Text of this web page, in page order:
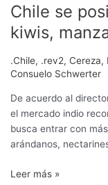
Chile se
kiwis,
.Chile, .rev2, Cereza,
Consuelo Schwerter
De acuerdo al
el mercado indio
busca entrar con
arándanos,
Leer más »